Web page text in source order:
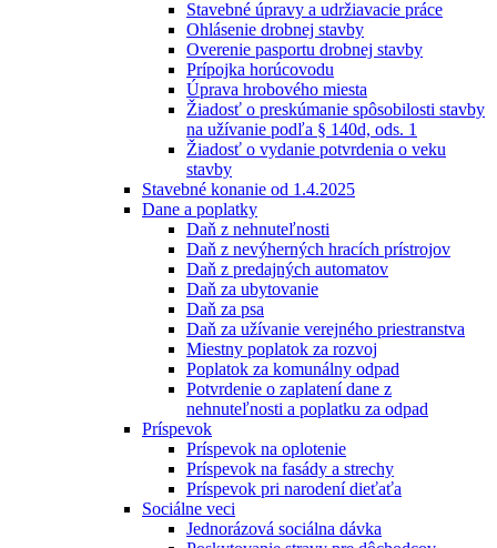
Stavebné úpravy a udržiavacie práce
Ohlásenie drobnej stavby
Overenie pasportu drobnej stavby
Prípojka horúcovodu
Úprava hrobového miesta
Žiadosť o preskúmanie spôsobilosti stavby
na užívanie podľa § 140d, ods. 1
Žiadosť o vydanie potvrdenia o veku
stavby
Stavebné konanie od 1.4.2025
Dane a poplatky
Daň z nehnuteľnosti
Daň z nevýherných hracích prístrojov
Daň z predajných automatov
Daň za ubytovanie
Daň za psa
Daň za užívanie verejného priestranstva
Miestny poplatok za rozvoj
Poplatok za komunálny odpad
Potvrdenie o zaplatení dane z
nehnuteľnosti a poplatku za odpad
Príspevok
Príspevok na oplotenie
Príspevok na fasády a strechy
Príspevok pri narodení dieťaťa
Sociálne veci
Jednorázová sociálna dávka